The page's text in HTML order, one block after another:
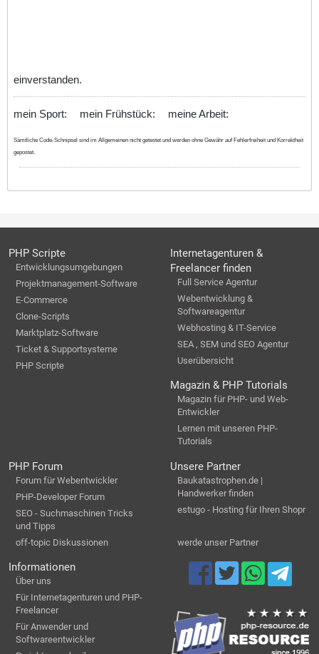
einverstanden.
mein Sport: mein Frühstück: meine Arbeit:
Sämtliche Code-Schnipsel sind im Allgemeinen nicht getestet und werden ohne Gewähr auf Fehlerfreiheit und Korrektheit
gepostet.
PHP Scripte
Entwicklungsumgebungen
Projektmanagement-Software
E-Commerce
Clone-Scripts
Marktplatz-Software
Ticket & Supportsysteme
PHP Scripte
Internetagenturen &
Freelancer finden
Full Service Agentur
Webentwicklung &
Softwareagentur
Webhosting & IT-Service
SEA , SEM und SEO Agentur
Userübersicht
Magazin & PHP Tutorials
Magazin für PHP- und Web-
Entwickler
Lernen mit unseren PHP-
Tutorials
PHP Forum
Forum für Webentwickler
PHP-Developer Forum
SEO - Suchmaschinen Tricks
und Tipps
off-topic Diskussionen
Unsere Partner
Baukatastrophen.de |
Handwerker finden
estugo - Hosting für Ihren Shopr
werde unser Partner
Informationen
Über uns
Für Internetagenturen und PHP-
Freelancer
Für Anwender und
Softwareentwickler